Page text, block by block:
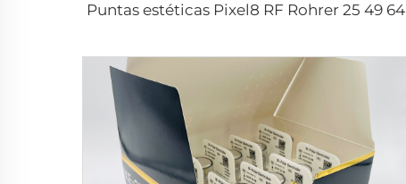
Puntas estéticas Pixel8 RF Rohrer 25 49 64